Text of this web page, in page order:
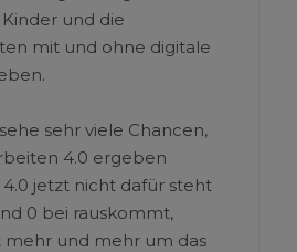
und die
mit und ohne digitale
sehr viele Chancen,
4.0 ergeben
jetzt nicht dafür steht
0 bei rauskommt,
mehr und mehr um das